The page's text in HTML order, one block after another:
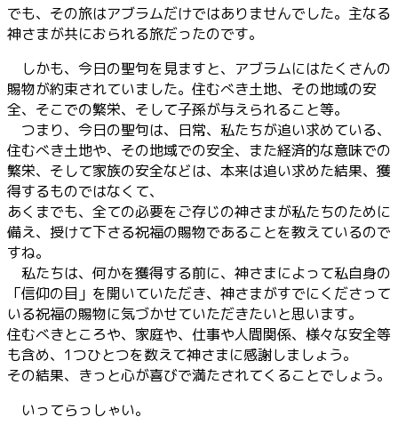
でも、その旅はアブラムだけではありませんでした。主なる
神さまが共におられる旅だったのです。
しかも、今日の聖句を見ますと、アブラムにはたくさんの
賜物が約束されていました。住むべき土地、その地域の安
全、そこでの繁栄、そして子孫が与えられること等。
つまり、今日の聖句は、日常、私たちが追い求めている、
住むべき土地や、その地域での安全、また経済的な意味での
繁栄、そして家族の安全などは、本来は追い求めた結果、獲
得するものではなくて、
あくまでも、全ての必要をご存じの神さまが私たちのために
備え、授けて下さる祝福の賜物であることを教えているので
すね。
私たちは、何かを獲得する前に、神さまによって私自身の
「信仰の目」を開いていただき、神さまがすでにくださって
いる祝福の賜物に気づかせていただきたいと思います。
住むべきところや、家庭や、仕事や人間関係、様々な安全等
も含め、1つひとつを数えて神さまに感謝しましょう。
その結果、きっと心が喜びで満たされてくることでしょう。
いってらっしゃい。